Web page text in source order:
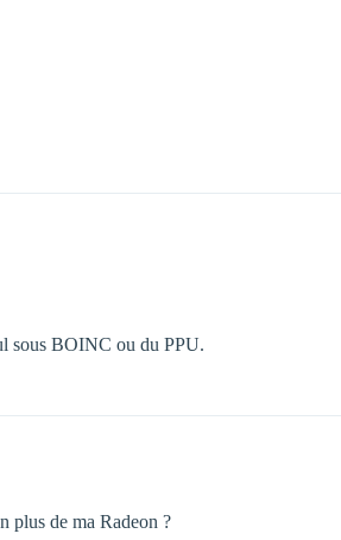
sous BOINC ou du PPU.
plus de ma Radeon ?